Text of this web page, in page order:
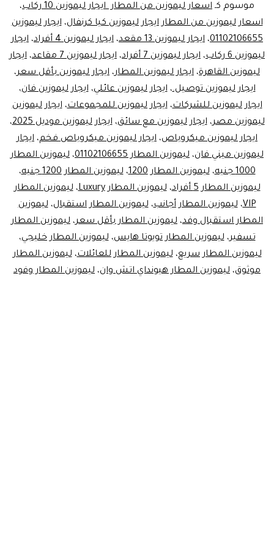
تبدأ
من
800
جنيهاً!
احجز
الآن
ايجار
ليموزين
مع
سائق
موسوم كـ اسعار ليموزين من المطار ايجار ليموزين 10 ركاب
،
اسعار ليموزين من المطار ايجار ليموزين كيا كرنفال،ايجار ليموزين
01102106655، ايجار ليموزين 13 مقعد ، ايجار ليموزين 4 أفراد ، ايجار
ليموزين 6 ركاب
، ايجار ليموزين 7 أفراد ، ايجار ليموزين 7 مقاعد ، ايجار
ليموزين القاهرة، ايجار ليموزين المطار، ايجار ليموزين بأقل سعر،
ايجار ليموزين توصيل.،ايجار ليموزين عائلي،ايجار ليموزين فان،
ايجار ليموزين للشركات،ايجار ليموزين للمجموعات،ايجار ليموزين
ليموزين مصر،ايجار ليموزين مع سائق،ايجار ليموزين موديل 2025
،
ايجار ليموزين ميكروباص، ايجار ليموزين ميكروباص فخم، ايجار
ليموزين ميني فان، ليموزين المطار 01102106655 ، ليموزين المطار
1000 جنيه
،ليموزين المطار 1200 ،ليموزين المطار 1200 جنيه
،
ليموزين المطار 5 أفراد
،ليموزين المطار Luxury ،ليموزين المطار
VIP،ليموزين المطار أجانب،ليموزين المطار استقبال،ليموزين
المطار استقبال وفد، ليموزين المطار بأقل سعر، ليموزين المطار
تسفير،ليموزين المطار تويوتا هايس،ليموزين المطار خليجي،
ليموزين المطار سريع،ليموزين المطار للعائلات،ليموزين المطار
موثوق، ليموزين المطار هيونداي اتش وان، ليموزين المطار وفود